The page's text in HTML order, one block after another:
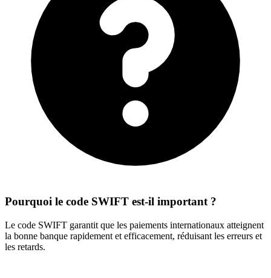
Pourquoi le code SWIFT est-il important ?
Le code SWIFT garantit que les paiements internationaux atteignent
la bonne banque rapidement et efficacement, réduisant les erreurs et
les retards.